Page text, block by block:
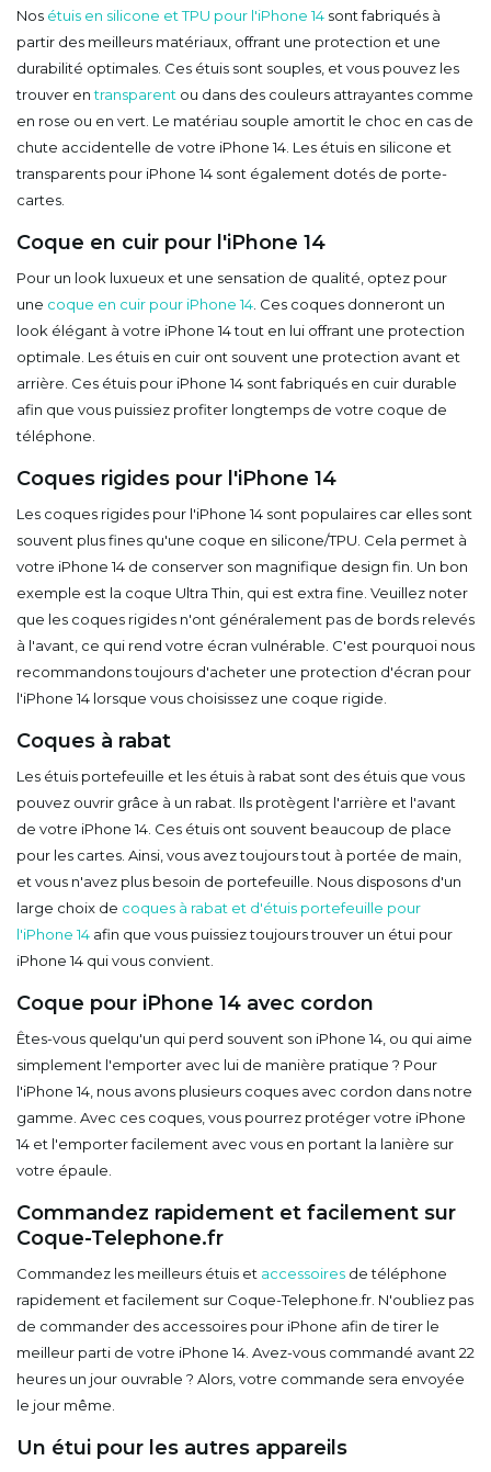
Nos étuis en silicone et TPU pour l'iPhone 14 sont fabriqués à
partir des meilleurs matériaux, offrant une protection et une
durabilité optimales. Ces étuis sont souples, et vous pouvez les
trouver entransparent ou dans des couleurs attrayantes comme
en rose ou en vert. Le matériau souple amortit le choc en cas de
chute accidentelle de votre iPhone 14. Les étuis en silicone et
transparents pour iPhone 14 sont également dotés de porte-
cartes.
Coque en cuir pour l'iPhone 14
Pour un look luxueux et une sensation de qualité, optez pour
une coque en cuir pour iPhone 14 . Ces coques donneront un
look élégant à votre iPhone 14 tout en lui offrant une protection
optimale. Les étuis en cuir ont souvent une protection avant et
arrière. Ces étuis pour iPhone 14 sont fabriqués en cuir durable
afin que vous puissiez profiter longtemps de votre coque de
téléphone.
Coques rigides pour l'iPhone 14
Les coques rigides pour l'iPhone 14 sont populaires car elles sont
souvent plus fines qu'une coque en silicone/TPU. Cela permet à
votre iPhone 14 de conserver son magnifique design fin. Un bon
exemple est la coque Ultra Thin, qui est extra fine. Veuillez noter
que les coques rigides n'ont généralement pas de bords relevés
à l'avant, ce qui rend votre écran vulnérable. C'est pourquoi nous
recommandons toujours d'acheter une protection d'écran pour
l'iPhone 14 lorsque vous choisissez une coque rigide.
Coques à rabat
Les étuis portefeuille et les étuis à rabat sont des étuis que vous
pouvez ouvrir grâce à un rabat. Ils protègent l'arrière et l'avant
de votre iPhone 14. Ces étuis ont souvent beaucoup de place
pour les cartes. Ainsi, vous avez toujours tout à portée de main,
et vous n'avez plus besoin de portefeuille. Nous disposons d'un
large choix de coques à rabat et d'étuis portefeuille pour
l'iPhone 14 afin que vous puissiez toujours trouver un étui pour
iPhone 14 qui vous convient.
Coque pour iPhone 14 avec cordon
Êtes-vous quelqu'un qui perd souvent son iPhone 14, ou qui aime
simplement l'emporter avec lui de manière pratique ? Pour
l'iPhone 14, nous avons plusieurs coques avec cordon dans notre
gamme. Avec ces coques, vous pourrez protéger votre iPhone
14 et l'emporter facilement avec vous en portant la lanière sur
votre épaule.
Commandez rapidement et facilement sur
Coque-Telephone.fr
Commandez les meilleurs étuis et accessoires de téléphone
rapidement et facilement sur Coque-Telephone.fr. N'oubliez pas
de commander des accessoires pour iPhone afin de tirer le
meilleur parti de votre iPhone 14. Avez-vous commandé avant 22
heures un jour ouvrable ? Alors, votre commande sera envoyée
le jour même.
Un étui pour les autres appareils